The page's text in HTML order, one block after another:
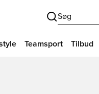
Søg
Teamsport Tilbud